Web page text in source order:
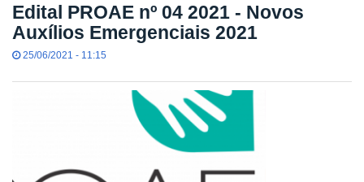
Edital PROAE nº 04 2021 - Novos
Auxílios Emergenciais 2021
25/06/2021 - 11:15